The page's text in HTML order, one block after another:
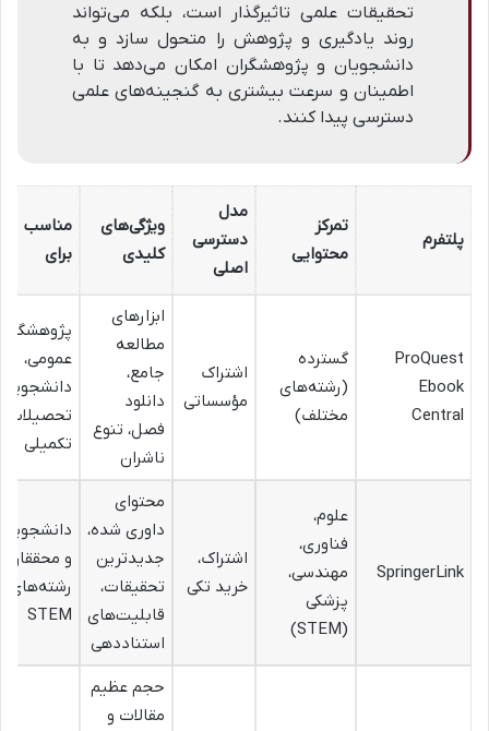
تحقیقات علمی تاثیرگذار است، بلکه می‌تواند
روند یادگیری و پژوهش را متحول سازد و به
دانشجویان و پژوهشگران امکان می‌دهد تا با
اطمینان و سرعت بیشتری به گنجینه‌های علمی
دسترسی پیدا کنند.
پلتفرم
تمرکز
محتوایی
مدل
دسترسی
اصلی
ویژگی‌های
کلیدی
مناسب
برای
ProQuest
Ebook
Central
گسترده
(رشته‌های
مختلف)
اشتراک
مؤسساتی
ابزارهای
مطالعه
جامع،
دانلود
فصل، تنوع
ناشران
عمومی،
تحصیلات
تکمیلی
SpringerLink
علوم،
فناوری،
مهندسی،
پزشکی
(STEM)
اشتراک،
خرید تکی
محتوای
داوری شده،
جدیدترین
تحقیقات،
قابلیت‌های
استناددهی
و محققان
رشته‌های
STEM
حجم عظیم
مقالات و